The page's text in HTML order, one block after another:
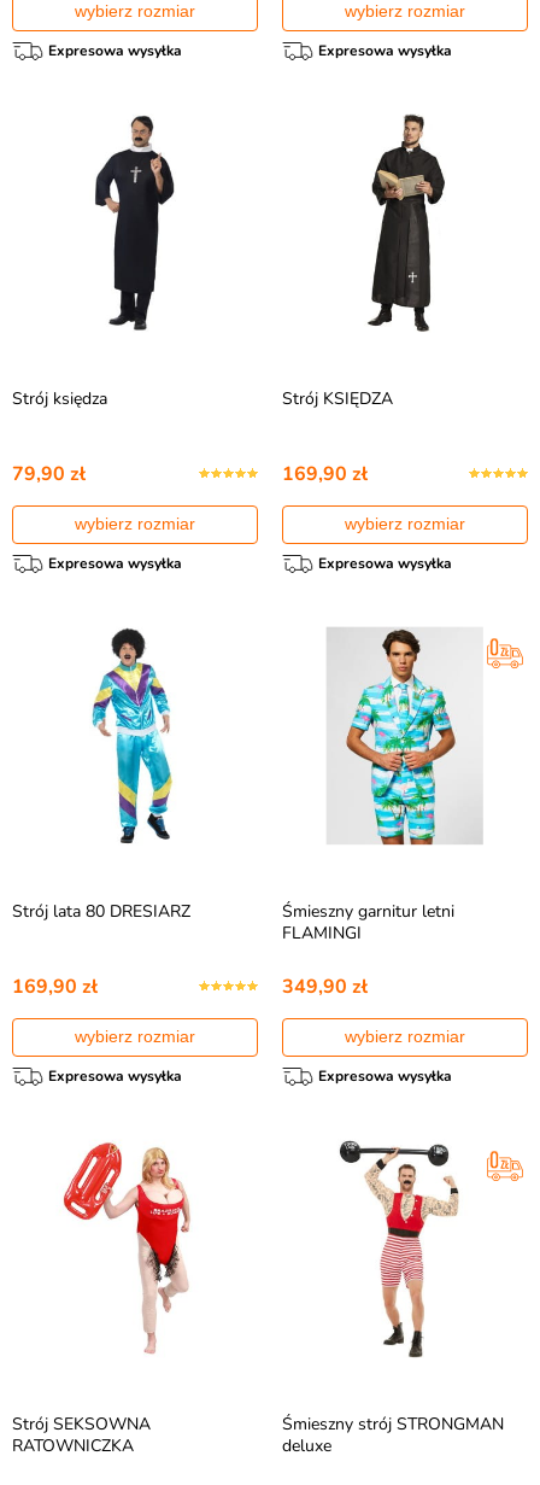
wybierz rozmiar
Expresowa wysyłka
wybierz rozmiar
Expresowa wysyłka
Strój księdza
79,90 zł
wybierz rozmiar
Expresowa wysyłka
Strój KSIĘDZA
169,90 zł
wybierz rozmiar
Expresowa wysyłka
Strój lata 80 DRESIARZ
169,90 zł
wybierz rozmiar
Expresowa wysyłka
Śmieszny garnitur letni
FLAMINGI
349,90 zł
wybierz rozmiar
Expresowa wysyłka
Strój SEKSOWNA
RATOWNICZKA
Śmieszny strój STRONGMAN
deluxe